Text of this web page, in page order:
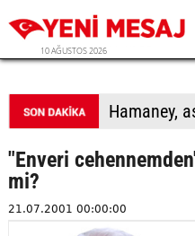
10 AĞUSTOS 2026
"Enveri
mi?
21.07.2001 00:00:00